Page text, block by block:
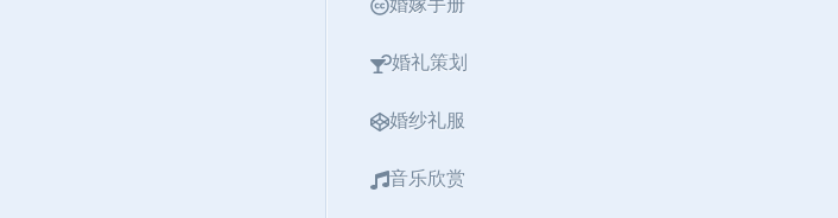
婚礼策划
婚纱礼服
音乐欣赏